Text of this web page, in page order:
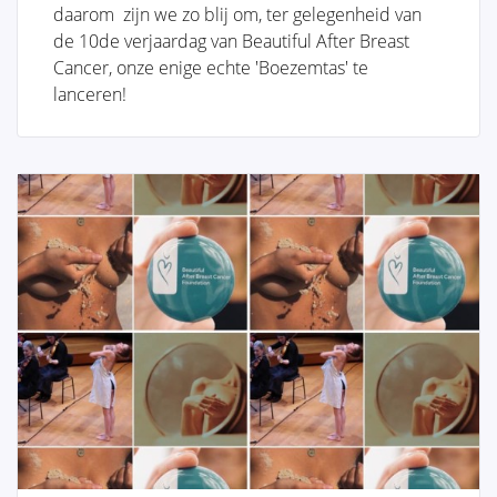
consulteren. Kennis en informatie kunnen dikwijls
een onmiddellijke geruststelling betekenen indien de
vrouw zelf in staat is het probleem te onderkennen
en inziet dat hier geen specifieke behandeling voor
noodzakelijk is. Anderzijds trachten we ook vrouwen
borstprobleem is vastgesteld, zoals bijvoorbeeld een
kwaadaardige aandoening, en die goed voorbereid
naar hun arts willen stappen.
Anatomie en Fysiologie
Tumoren en Aandoeningen van de
Borst
daarom zijn we zo blij om, ter gelegenheid van
de 10de verjaardag van Beautiful After Breast
Cancer, onze enige echte 'Boezemtas' te
lanceren!